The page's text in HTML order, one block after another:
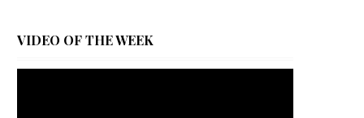
VIDEO OF THE WEEK